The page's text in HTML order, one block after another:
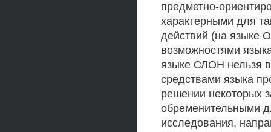
предметно-
характерными для
действий (на языке
возможностями
языке СЛОН нельзя
средствами языка
решении некоторых
обременительными
исследования,